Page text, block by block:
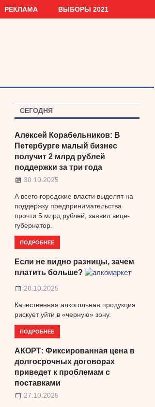
РЕКЛАМА ВЫБОРЫ 2021
СЕГОДНЯ
Алексей Корабельников: В
Петербурге малый бизнес
получит 2 млрд рублей
поддержки за три года
30.10.2025
А всего городские власти выделят на
поддержку предпринимательства
прочти 5 млрд рублей, заявил вице-
губернатор.
ПОДРОБНЕЕ
Если не видно разницы, зачем
платить больше?
28.10.2025
Качественная алкогольная продукция
рискует уйти в «черную» зону.
ПОДРОБНЕЕ
АКОРТ: Фиксированная цена в
долгосрочных договорах
приведет к проблемам с
поставками
27.10.2025